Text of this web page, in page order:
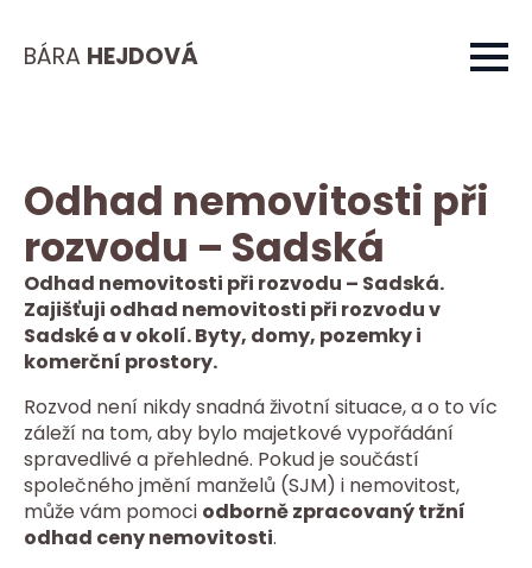
BÁRA HEJDOVÁ
Odhad nemovitosti při
rozvodu – Sadská
Odhad nemovitosti při rozvodu – Sadská.
Zajišťuji odhad nemovitosti při rozvodu v
Sadské a v okolí. Byty, domy, pozemky i
komerční prostory.
Rozvod není nikdy snadná životní situace, a o to víc
záleží na tom, aby bylo majetkové vypořádání
spravedlivé a přehledné. Pokud je součástí
společného jmění manželů (SJM) i nemovitost,
může vám pomoci odborně zpracovaný tržní
odhad ceny nemovitosti.